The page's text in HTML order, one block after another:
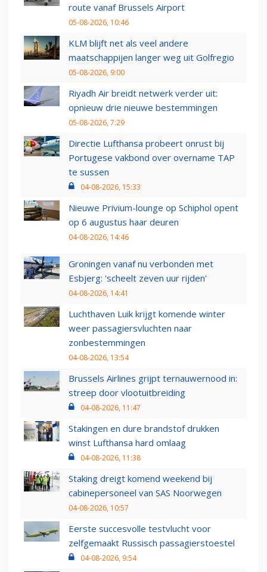
route vanaf Brussels Airport
05-08-2026, 10:46
KLM blijft net als veel andere
maatschappijen langer weg uit Golfregio
05-08-2026, 9:00
Riyadh Air breidt netwerk verder uit:
opnieuw drie nieuwe bestemmingen
05-08-2026, 7:29
Directie Lufthansa probeert onrust bij
Portugese vakbond over overname TAP
te sussen
04-08-2026, 15:33
Nieuwe Privium-lounge op Schiphol opent
op 6 augustus haar deuren
04-08-2026, 14:46
Groningen vanaf nu verbonden met
Esbjerg: 'scheelt zeven uur rijden'
04-08-2026, 14:41
Luchthaven Luik krijgt komende winter
weer passagiersvluchten naar
zonbestemmingen
04-08-2026, 13:54
Brussels Airlines grijpt ternauwernood in:
streep door vlootuitbreiding
04-08-2026, 11:47
Stakingen en dure brandstof drukken
winst Lufthansa hard omlaag
04-08-2026, 11:38
Staking dreigt komend weekend bij
cabinepersoneel van SAS Noorwegen
04-08-2026, 10:57
Eerste succesvolle testvlucht voor
zelfgemaakt Russisch passagierstoestel
04-08-2026, 9:54